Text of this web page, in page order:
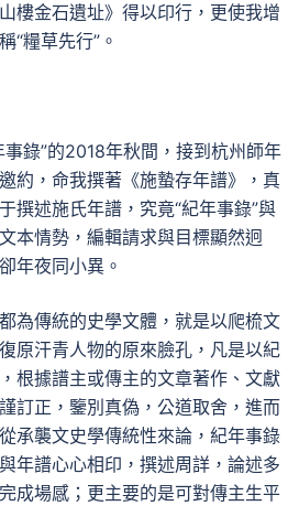
樓金石遺址》得以印行，更使我增
“糧草先行”。
事錄”的2018年秋間，接到杭州師年
約，命我撰著《施蟄存年譜》，真
撰述施氏年譜，究竟“紀年事錄”與
本情勢，編輯請求與目標顯然迥
年夜同小異。
為傳統的史學文體，就是以爬梳文
原汗青人物的原來臉孔，凡是以紀
根據譜主或傳主的文章著作、文獻
訂正，鑒別真偽，公道取舍，進而
承襲文史學傳統性來論，紀年事錄
年譜心心相印，撰述周詳，論述多
成場感；更主要的是可對傳主生平